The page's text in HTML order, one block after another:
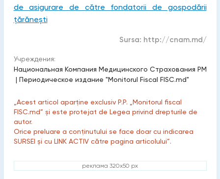
de asigurare de către fondatorii de gospodării
țărănești
Sursa: http://cnam.md/
Учреждения:
Национальная Компания Медицинского Страхования РМ
| Периодическое издание "Monitorul Fiscal FISC.md"
„Acest articol aparține exclusiv P.P. „Monitorul fiscal
FISC.md” și este protejat de Legea privind drepturile de
autor.
Orice preluare a conținutului se face doar cu indicarea
SURSEI și cu LINK ACTIV către pagina articolului”.
реклама 320x50 px